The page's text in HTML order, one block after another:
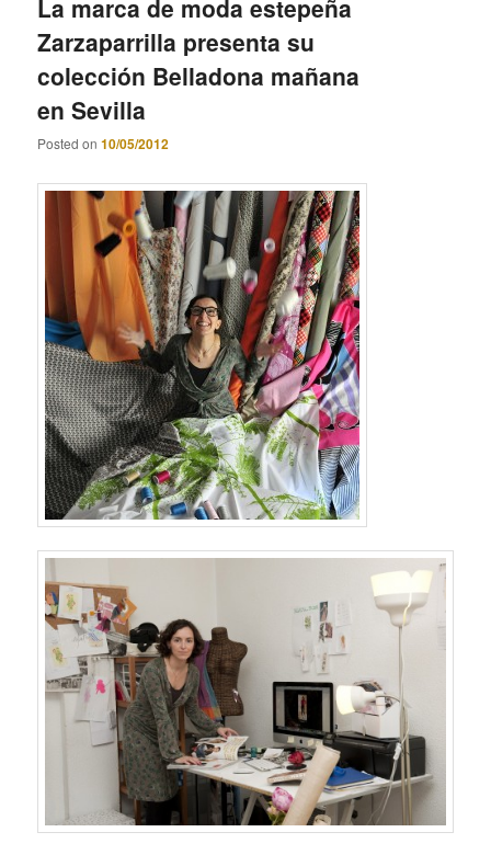
La marca de moda estepeña
Zarzaparrilla presenta su
colección Belladona mañana
en Sevilla
Posted on10/05/2012